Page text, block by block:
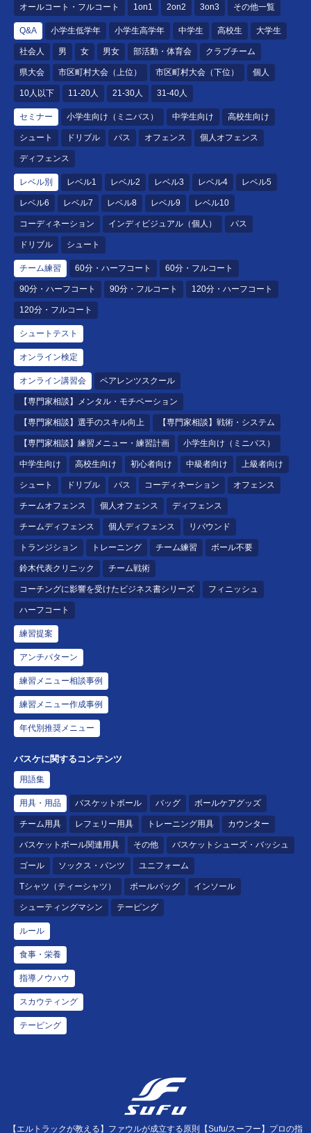
オールコート・フルコート 1on1 2on2 3on3 その他一覧
Q&A 小学生低学年 小学生高学年 中学生 高校生 大学生
社会人 男 女 男女 部活動・体育会 クラブチーム
県大会 市区町村大会（上位） 市区町村大会（下位） 個人
10人以下 11-20人 21-30人 31-40人
セミナー 小学生向け（ミニバス） 中学生向け 高校生向け
シュート ドリブル パス オフェンス 個人オフェンス
ディフェンス
レベル別 レベル1 レベル2 レベル3 レベル4 レベル5
レベル6 レベル7 レベル8 レベル9 レベル10
コーディネーション インディビジュアル（個人） パス
ドリブル シュート
チーム練習 60分・ハーフコート 60分・フルコート
90分・ハーフコート 90分・フルコート 120分・ハーフコート
120分・フルコート
シュートテスト
オンライン検定
オンライン講習会 ペアレンツスクール
【専門家相談】メンタル・モチベーション
【専門家相談】選手のスキル向上 【専門家相談】戦術・システム
【専門家相談】練習メニュー・練習計画 小学生向け（ミニバス）
中学生向け 高校生向け 初心者向け 中級者向け 上級者向け
シュート ドリブル パス コーディネーション オフェンス
チームオフェンス 個人オフェンス ディフェンス
チームディフェンス 個人ディフェンス リバウンド
トランジション トレーニング チーム練習 ボール不要
鈴木代表クリニック チーム戦術
コーチングに影響を受けたビジネス書シリーズ フィニッシュ
ハーフコート
練習提案
アンチパターン
練習メニュー相談事例
練習メニュー作成事例
年代別推奨メニュー
バスケに関するコンテンツ
用語集
用具・用品 バスケットボール バッグ ボールケアグッズ
チーム用具 レフェリー用具 トレーニング用具 カウンター
バスケットボール関連用具 その他 バスケットシューズ・バッシュ
ゴール ソックス・パンツ ユニフォーム
Tシャツ（ティーシャツ） ボールバッグ インソール
シューティングマシン テーピング
ルール
食事・栄養
指導ノウハウ
スカウティング
テーピング
【エルトラックが教える】ファウルが成立する原則【Sufu/スーフー】プロの指